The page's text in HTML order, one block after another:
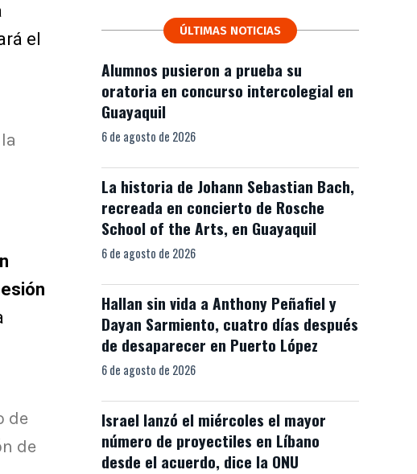
el
de
de
ÚLTIMAS NOTICIAS
Alumnos pusieron a prueba su
oratoria en concurso intercolegial en
Guayaquil
6 de agosto de 2026
La historia de Johann Sebastian Bach,
recreada en concierto de Rosche
School of the Arts, en Guayaquil
6 de agosto de 2026
Hallan sin vida a Anthony Peñafiel y
Dayan Sarmiento, cuatro días después
de desaparecer en Puerto López
6 de agosto de 2026
Israel lanzó el miércoles el mayor
número de proyectiles en Líbano
desde el acuerdo, dice la ONU